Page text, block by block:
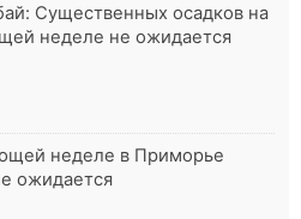
Существенных осадков на
неделе не ожидается
неделе в Приморье
ожидается